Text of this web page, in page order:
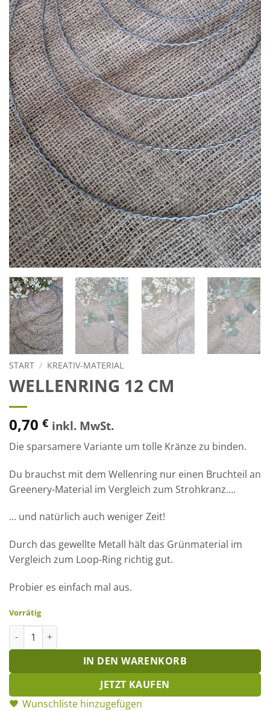
START / KREATIV-MATERIAL
WELLENRING 12 CM
0,70 € inkl. MwSt.
Die sparsamere Variante um tolle Kränze zu binden.
Du brauchst mit dem Wellenring nur einen Bruchteil an
Greenery-Material im Vergleich zum Strohkranz….
… und natürlich auch weniger Zeit!
Durch das gewellte Metall hält das Grünmaterial im
Vergleich zum Loop-Ring richtig gut.
Probier es einfach mal aus.
Vorrätig
Wellenring 12 cm Menge
IN DEN WARENKORB
JETZT KAUFEN
Wunschliste hinzugefügen